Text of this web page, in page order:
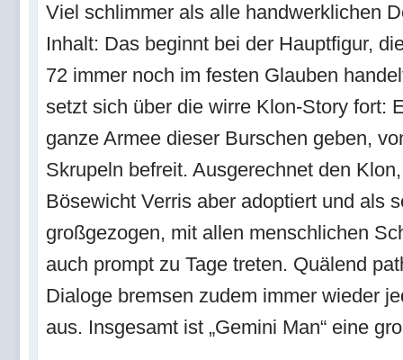
Viel schlimmer als alle handwerklichen
Inhalt: Das beginnt bei der Hauptfigur,
72 immer noch im festen Glauben
setzt sich über die wirre Klon-Story fort:
ganze Armee dieser Burschen geben,
Skrupeln befreit. Ausgerechnet den
Bösewicht Verris aber adoptiert und als
großgezogen, mit allen menschlichen
auch prompt zu Tage treten. Quälend
Dialoge bremsen zudem immer wieder
aus. Insgesamt ist „Gemini Man“ eine